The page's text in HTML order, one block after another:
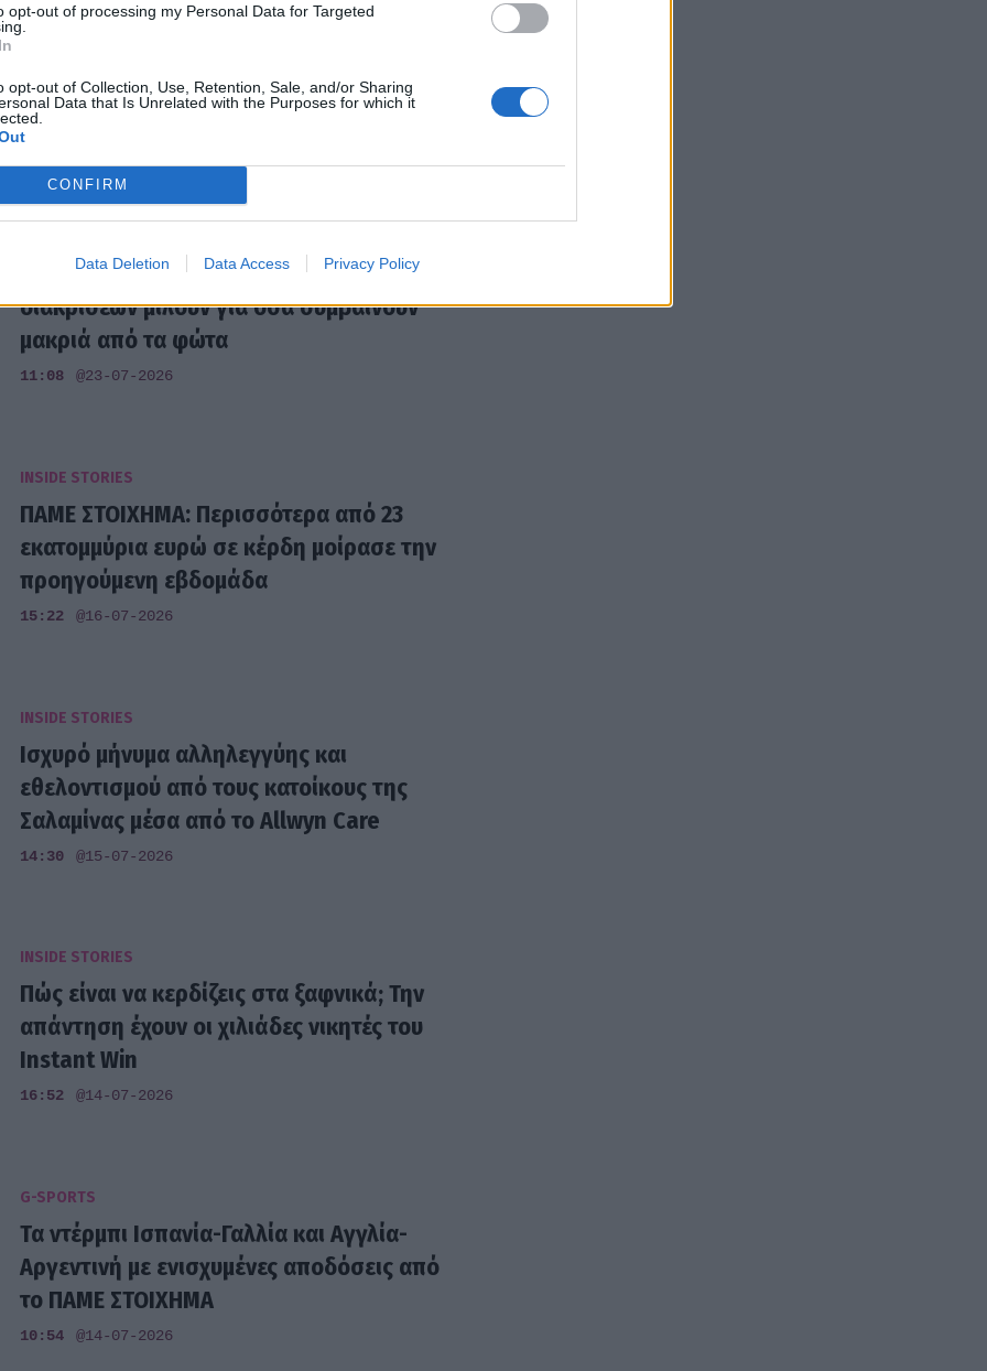
opt-out of processing my Personal Data for Targeted
opt-out of Collection, Use, Retention, Sale, and/or Sharing
Data that Is Unrelated with the Purposes for which it
CONFIRM
Data Deletion Data Access Privacy Policy
Οι αστέρες του Παγκοσμίου αλά ελληνικά
Τσιμιτσέλη στο Allwyn Game
12:10
Οι πρωταγωνιστές των μεγάλων
διακρίσεων μιλούν για όσα συμβαίνουν
μακριά από τα φώτα
11:08 @23-07-2026
INSIDE STORIES
ΠΑΜΕ ΣΤΟΙΧΗΜΑ: Περισσότερα από 23
εκατομμύρια ευρώ σε κέρδη μοίρασε την
προηγούμενη εβδομάδα
15:22 @16-07-2026
INSIDE STORIES
Ισχυρό μήνυμα αλληλεγγύης και
εθελοντισμού από τους κατοίκους της
Σαλαμίνας μέσα από το Allwyn Care
14:30 @15-07-2026
INSIDE STORIES
Πώς είναι να κερδίζεις στα ξαφνικά; Την
απάντηση έχουν οι χιλιάδες νικητές του
Instant Win
16:52 @14-07-2026
G-SPORTS
Τα ντέρμπι Ισπανία-Γαλλία και Αγγλία-
Αργεντινή με ενισχυμένες αποδόσεις από
το ΠΑΜΕ ΣΤΟΙΧΗΜΑ
10:54 @14-07-2026